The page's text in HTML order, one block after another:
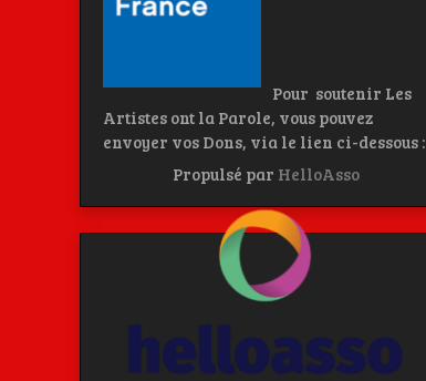
Pour soutenir Les
Artistes ont la Parole, vous pouvez
envoyer vos Dons, via le lien ci-dessous :
Propulsé par HelloAsso